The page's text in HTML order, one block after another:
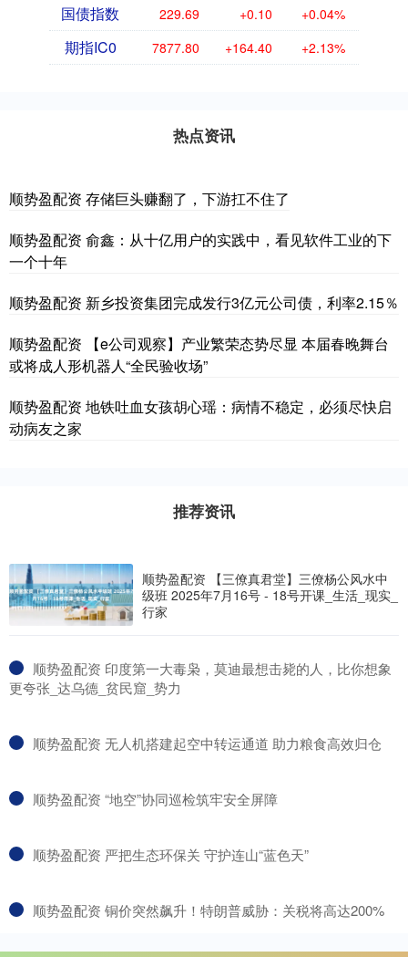
国债指数 229.69 +0.10 +0.04%
期指IC0 7877.80 +164.40 +2.13%
热点资讯
顺势盈配资 存储巨头赚翻了，下游扛不住了
顺势盈配资 俞鑫：从十亿用户的实践中，看见软件工业的下
一个十年
顺势盈配资 新乡投资集团完成发行3亿元公司债，利率2.15％
顺势盈配资 【e公司观察】产业繁荣态势尽显 本届春晚舞台
或将成人形机器人“全民验收场”
顺势盈配资 地铁吐血女孩胡心瑶：病情不稳定，必须尽快启
动病友之家
推荐资讯
顺势盈配资 【三僚真君堂】三僚杨公风水中
级班 2025年7月16号 - 18号开课_生活_现实_
行家
​顺势盈配资 印度第一大毒枭，莫迪最想击毙的人，比你想象
更夸张_达乌德_贫民窟_势力
​顺势盈配资 无人机搭建起空中转运通道 助力粮食高效归仓
​顺势盈配资 “地空”协同巡检筑牢安全屏障
​顺势盈配资 严把生态环保关 守护连山“蓝色天”
​顺势盈配资 铜价突然飙升！特朗普威胁：关税将高达200%